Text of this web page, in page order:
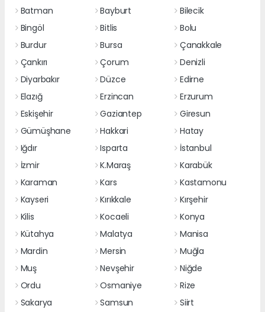
Batman
Bayburt
Bilecik
Bingöl
Bitlis
Bolu
Burdur
Bursa
Çanakkale
Çankırı
Çorum
Denizli
Diyarbakır
Düzce
Edirne
Elazığ
Erzincan
Erzurum
Eskişehir
Gaziantep
Giresun
Gümüşhane
Hakkari
Hatay
Iğdır
Isparta
İstanbul
İzmir
K.Maraş
Karabük
Karaman
Kars
Kastamonu
Kayseri
Kırıkkale
Kırşehir
Kilis
Kocaeli
Konya
Kütahya
Malatya
Manisa
Mardin
Mersin
Muğla
Muş
Nevşehir
Niğde
Ordu
Osmaniye
Rize
Sakarya
Samsun Siirt